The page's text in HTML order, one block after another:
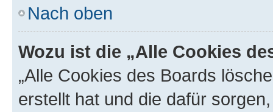
Nach oben
Wozu ist die „Alle Cookies
„Alle Cookies des Boards
erstellt hat und die dafür